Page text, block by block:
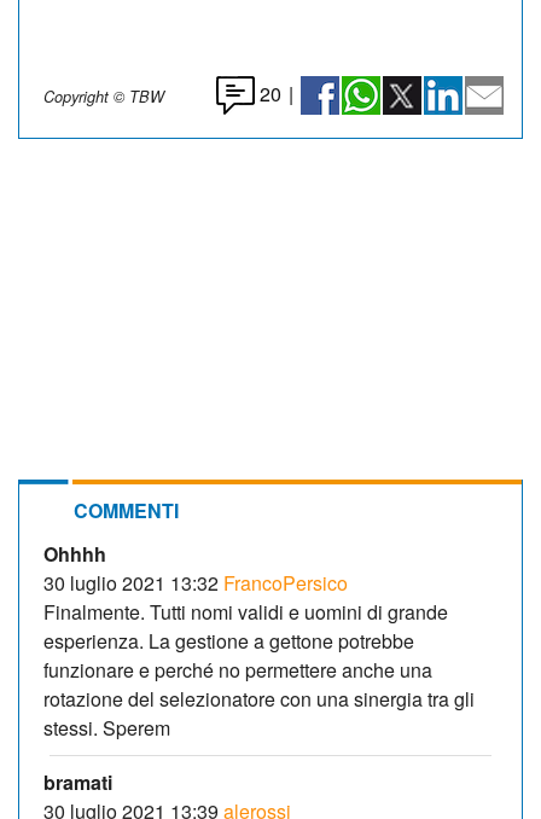
Copyright © TBW 20 |
COMMENTI
Ohhhh
30 luglio 2021 13:32 FrancoPersico
Finalmente. Tutti nomi validi e uomini di grande
esperienza. La gestione a gettone potrebbe
funzionare e perché no permettere anche una
rotazione del selezionatore con una sinergia tra gli
stessi. Sperem
bramati
30 luglio 2021 13:39 alerossi